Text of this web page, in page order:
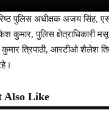
पुलिस अधीक्षक अजय सिंह,
कुमार, पुलिस क्षेत्राधिकारी
कुमार त्रिपाठी, आरटीओ शैलेश
Also Like